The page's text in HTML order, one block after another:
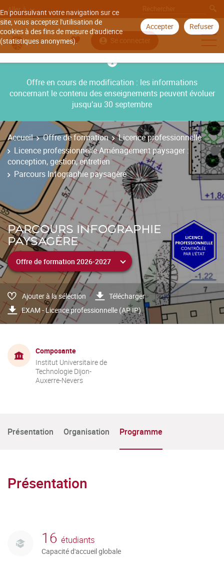
En poursuivant votre navigation sur ce
site, vous acceptez l'utilisation de
cookies à des fins de mesure d'audience
(statistiques anonymes).
Accepter Refuser
Aller à
Se connecter
Offre en cours de modification : les informations
concernant le contenu des enseignements peuvent évoluer
jusqu’au 30 septembre
Accueil Offre de formation
Licence professionnelle
Licence professionnelle Aménagement paysager :
conception, gestion, entretien
Parcours Infographie paysagère
PARCOURS INFOGRAPHIE
PAYSAGÈRE
Ajouter à la sélection
Télécharger
EXAM - Licence professionnelle (AP IP)
Composante
Institut Universitaire de
Technologie Dijon-
Auxerre-Nevers
Présentation Organisation Programme
Présentation
16 étudiants
Capacité d'accueil globale